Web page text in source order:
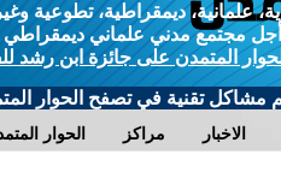
علمانية، ديمقراطية، تطوعية
مجتمع مدني علماني ديمقراطي
المتمدن على جائزة ابن رشد
مشاكل تقنية في تصفح الحوار
الحوار مراكز الاخبار